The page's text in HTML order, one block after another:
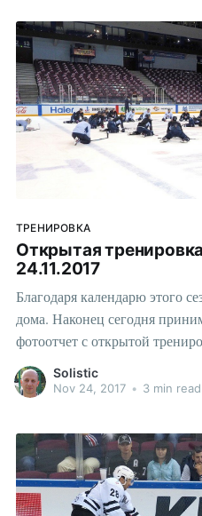
ТРЕНИРОВКА
Открытая
24.11.2017
Благодаря календарю этого
дома. Наконец сегодня принимаем Торпедо, а пока
фотоотчет с открытой
Solistic
Nov 24, 2017 • 3 min read